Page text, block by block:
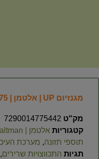
מגנזיום UP | אלטמן | 75 כמוסות
מק"ט 7290014775442
קטגוריות אלטמן | altman
תוספי תזונה, מערכת
תגיות התכווצויות שרירים,